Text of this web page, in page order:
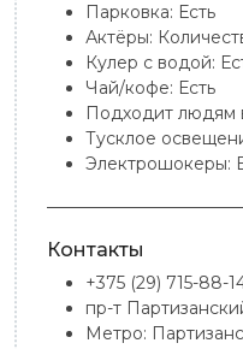
Парковка: Есть
Актёры:
Кулер с водой:
Чай/кофе: Есть
Подходит людям
Тусклое
Электрошокеры:
Контакты
+375 (29) 715-88-
пр-т
Метро: